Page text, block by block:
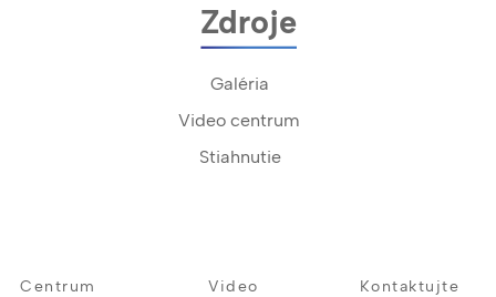
Zdroje
Galéria
Video centrum
Stiahnutie
Centrum
Video
Kontaktujte